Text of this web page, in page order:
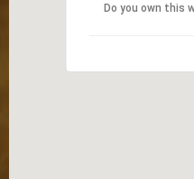
Do you own this